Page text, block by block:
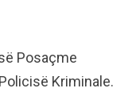
Posaçme
Kriminale.